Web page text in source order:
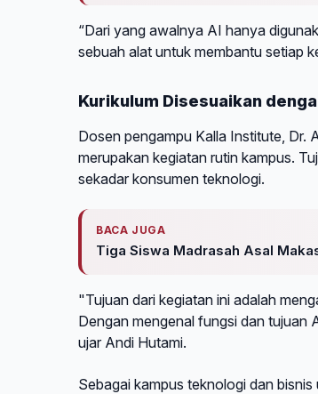
“Dari yang awalnya AI hanya
sebuah alat untuk membantu setiap
Kurikulum Disesuaikan
Dosen pengampu Kalla Institute, Dr.
merupakan kegiatan rutin kampus.
sekadar konsumen teknologi.
BACA JUGA
Tiga Siswa Madrasah Asal
"Tujuan dari kegiatan ini adalah
Dengan mengenal fungsi dan tujuan
ujar Andi Hutami.
Sebagai kampus teknologi dan